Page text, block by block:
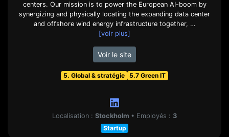
centers. Our mission is to power the European AI-boom by
synergizing and physically locating the expanding data center
and offshore wind energy infrastructure together, …
[voir plus]
Voir le site
5. Global & stratégie 5.7 Green IT
Localisation : Stockholm • Employés : 3
Startup